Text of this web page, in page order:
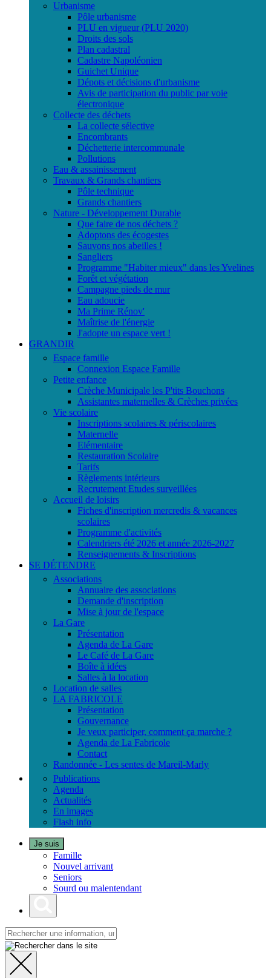
Urbanisme
Pôle urbanisme
PLU en vigueur (PLU 2020)
Droits des sols
Plan cadastral
Cadastre Napoléonien
Guichet Unique
Dépots et décisions d'urbanisme
Avis de participation du public par voie
électronique
Collecte des déchets
La collecte sélective
Encombrants
Déchetterie intercommunale
Pollutions
Eau & assainissement
Travaux & Grands chantiers
Pôle technique
Grands chantiers
Nature - Développement Durable
Que faire de nos déchets ?
Adoptons des écogestes
Sauvons nos abeilles !
Sangliers
Programme "Habiter mieux" dans les Yvelines
Forêt et végétation
Campagne pieds de mur
Eau adoucie
Ma Prime Rénov'
Maîtrise de l'énergie
J'adopte un espace vert !
GRANDIR
Espace famille
Connexion Espace Famille
Petite enfance
Crèche Municipale les P'tits Bouchons
Assistantes maternelles & Crèches privées
Vie scolaire
Inscriptions scolaires & périscolaires
Maternelle
Elémentaire
Restauration Scolaire
Tarifs
Règlements intérieurs
Recrutement Etudes surveillées
Accueil de loisirs
Fiches d'inscription mercredis & vacances
scolaires
Programme d'activités
Calendriers été 2026 et année 2026-2027
Renseignements & Inscriptions
SE DÉTENDRE
Associations
Annuaire des associations
Demande d'inscription
Mise à jour de l'espace
La Gare
Présentation
Agenda de La Gare
Le Café de La Gare
Boîte à idées
Salles à la location
Location de salles
LA FABRICOLE
Présentation
Gouvernance
Je veux participer, comment ça marche ?
Agenda de La Fabricole
Contact
Randonnée - Les sentes de Mareil-Marly
Publications
Agenda
Actualités
En images
Flash info
Je suis
Famille
Nouvel arrivant
Seniors
Sourd ou malentendant